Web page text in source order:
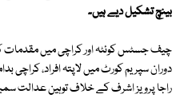
بینچ تشکیل دیے ہیں۔
چیف جسٹس کوئٹہ اور کراچی میں
دوران سپریم کورٹ میں لاپتہ افراد، کراچی
راجا پرویز اشرف کے خلاف توہین